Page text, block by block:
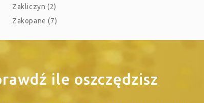
Zakliczyn (2)
Zakopane (7)
ile oszczędzisz